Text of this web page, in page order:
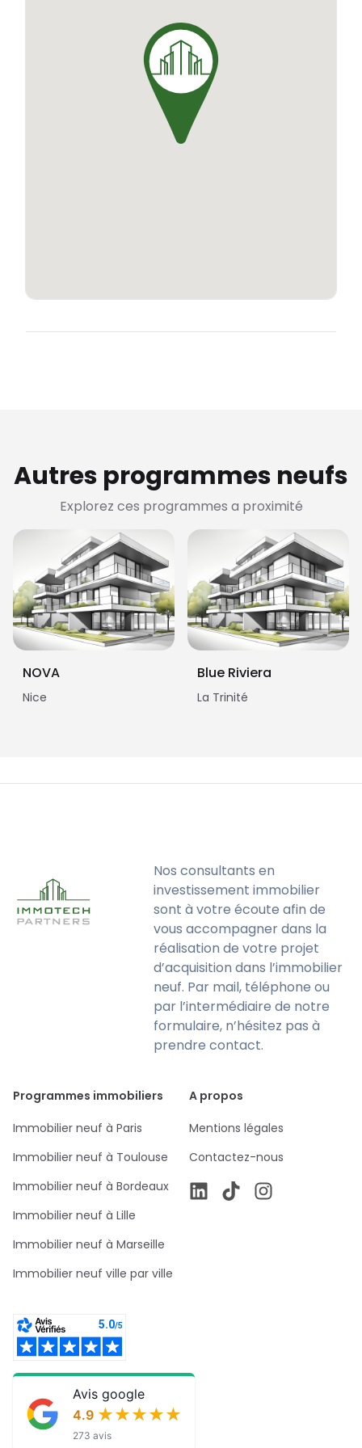
Autres programmes neufs
Explorez ces programmes a proximité
NOVA
Nice
Blue Riviera
La Trinité
Nos consultants en
investissement immobilier
sont à votre écoute afin de
vous accompagner dans la
réalisation de votre projet
d’acquisition dans l’immobilier
neuf. Par mail, téléphone ou
par l’intermédiaire de notre
formulaire, n’hésitez pas à
prendre contact.
Programmes immobiliers
Immobilier neuf à Paris
Immobilier neuf à Toulouse
Immobilier neuf à Bordeaux
Immobilier neuf à Lille
Immobilier neuf à Marseille
Immobilier neuf ville par ville
A propos
Mentions légales
Contactez-nous
Avis google
4.9 ★★★★★
★★★★★
273 avis